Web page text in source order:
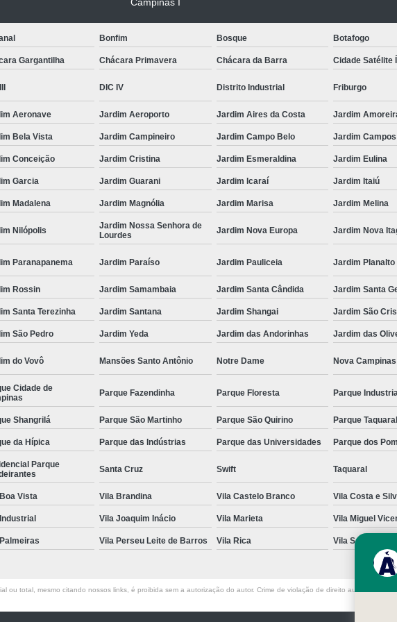
Bonfim Bosque Botafogo
Gargantilha Chácara Primavera Chácara da Barra Cidade Satélite
DIC IV Distrito Industrial Friburgo
Aeronave Jardim Aeroporto Jardim Aires da Costa Jardim
Bela Vista Jardim Campineiro Jardim Campo Belo Jardim
Conceição Jardim Cristina Jardim Esmeraldina Jardim Eulina
Garcia Jardim Guarani Jardim Icaraí Jardim Itaiú
Madalena Jardim Magnólia Jardim Marisa Jardim Melina
Nilópolis
Jardim Nossa Senhora de
Lourdes
Jardim Nova Europa Jardim Nova
Paranapanema Jardim Paraíso Jardim Pauliceia Jardim Planalto
Rossin Jardim Samambaia Jardim Santa Cândida Jardim Santa
Santa Terezinha Jardim Santana Jardim Shangai Jardim São
São Pedro Jardim Yeda Jardim das Andorinhas Jardim das
do Vovô Mansões Santo Antônio Notre Dame Nova Campinas
Cidade de
Parque Fazendinha Parque Floresta Parque
Shangrilá Parque São Martinho Parque São Quirino Parque Taquaral
da Hípica Parque das Indústrias Parque das Universidades Parque dos
Parque
Santa Cruz Swift Taquaral
Vista Vila Brandina Vila Castelo Branco Vila Costa e
Vila Joaquim Inácio Vila Marieta Vila Miguel
Vila Perseu Leite de Barros Vila Rica Vila San Martin
total, mesmo citando nossos links, é proibida sem a autorização do autor. Crime de violação de direito autoral –